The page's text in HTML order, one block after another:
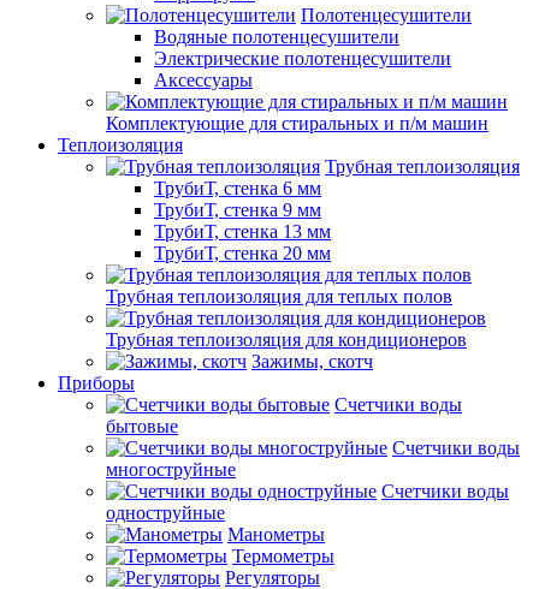
Полотенцесушители
Водяные полотенцесушители
Электрические полотенцесушители
Аксессуары
Комплектующие для стиральных и п/м машин
Теплоизоляция
Трубная теплоизоляция
ТрубиТ, стенка 6 мм
ТрубиТ, стенка 9 мм
ТрубиТ, стенка 13 мм
ТрубиТ, стенка 20 мм
Трубная теплоизоляция для теплых полов
Трубная теплоизоляция для кондиционеров
Зажимы, скотч
Приборы
Счетчики воды
бытовые
Счетчики воды
многоструйные
Счетчики воды
одноструйные
Манометры
Термометры
Регуляторы